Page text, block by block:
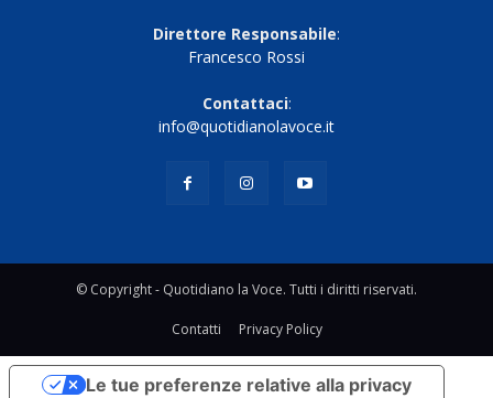
Direttore Responsabile:
Francesco Rossi
Contattaci:
info@quotidianolavoce.it
© Copyright - Quotidiano la Voce. Tutti i diritti riservati.
Contatti Privacy Policy
Le tue preferenze relative alla privacy